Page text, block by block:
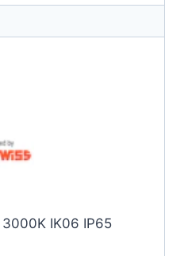
IK06 IP65